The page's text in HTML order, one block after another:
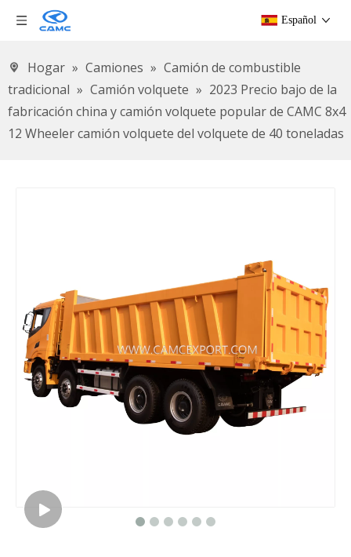
Español
Hogar » Camiones » Camión de combustible
tradicional » Camión volquete » 2023 Precio bajo de la
fabricación china y camión volquete popular de CAMC 8x4
12 Wheeler camión volquete del volquete de 40 toneladas